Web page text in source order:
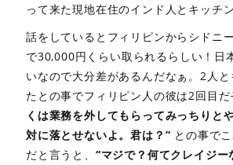
って来た現地在住のインド人とキッチ
話をしているとフィリピンからシドニ
で30,000円くらい取られるらしい！日
いなので大分差があるんだなぁ。2人
たとの事でフィリピン人の彼は2回目だ
くは業務を外してもらってみっちりと
対に落とせないよ。君は？” との事で
だと言うと、 “マジで？何てクレイジ